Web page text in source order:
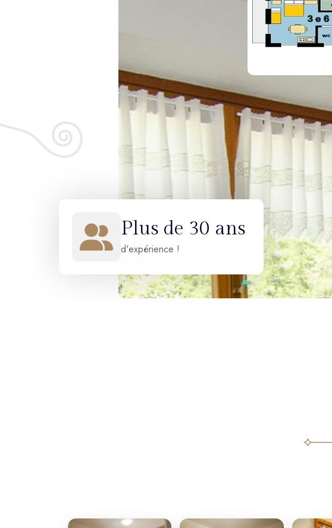
Plus de 30 ans
d'expérience !